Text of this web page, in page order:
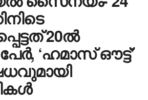
20ൽ
‘ഹമാസ് ഔട്ട്’